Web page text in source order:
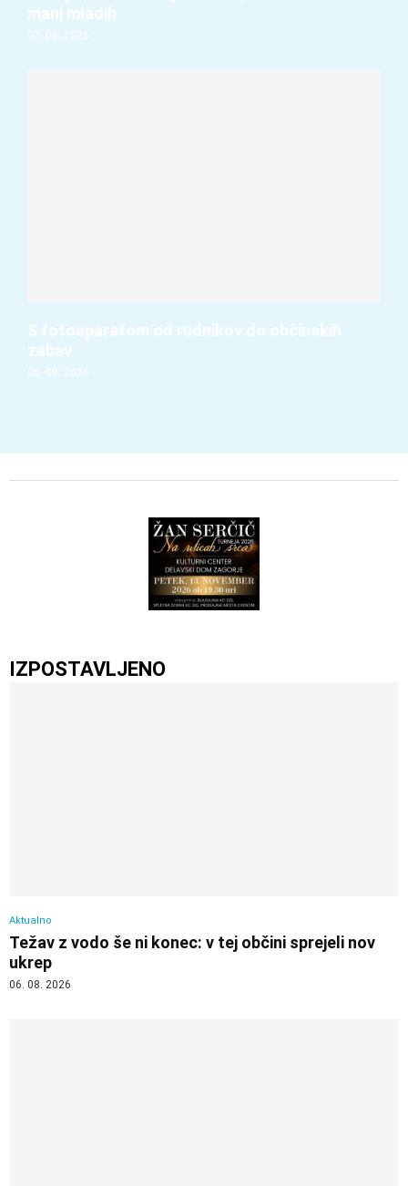
manj mladih
07. 08. 2026
S fotoaparatom od rudnikov do občinskih
zabav
06. 08. 2026
IZPOSTAVLJENO
Aktualno
Težav z vodo še ni konec: v tej občini sprejeli nov
ukrep
06. 08. 2026